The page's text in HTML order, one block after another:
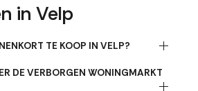
in Velp
TE KOOP IN VELP?
DE VERBORGEN WONINGMARKT